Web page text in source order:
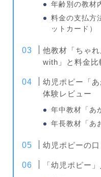
年齢別の教材
料金の支払方
ットカード）
他教材「ちゃ
with」と料金比
幼児ポピー「
体験レビュー
年中教材「あ
年長教材「あ
幼児ポピーの口
「幼児ポピー